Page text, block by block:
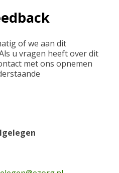
of we aan dit
u vragen heeft over dit
met ons opnemen